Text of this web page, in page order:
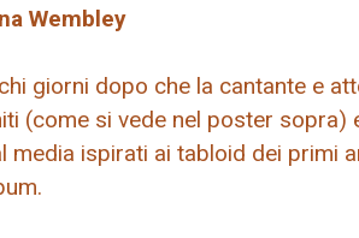
Wembley
giorni dopo che la cantante e
(come si vede nel poster sopra)
ispirati ai tabloid dei primi